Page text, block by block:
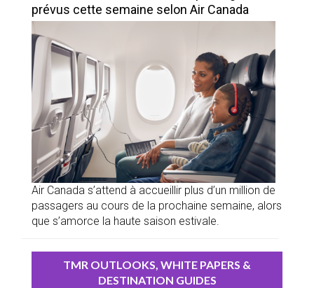
prévus cette semaine selon Air Canada
Air Canada s’attend à accueillir plus d’un million de
passagers au cours de la prochaine semaine, alors
que s’amorce la haute saison estivale.
TMR OUTLOOKS, WHITE PAPERS &
DESTINATION GUIDES